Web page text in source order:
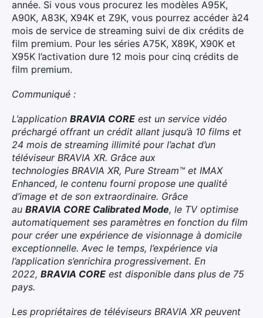
année. Si vous vous procurez les modèles A95K,
A90K, A83K, X94K et Z9K, vous pourrez accéder à24
mois de service de streaming suivi de dix crédits de
film premium. Pour les séries A75K, X89K, X90K et
X95K l’activation dure 12 mois pour cinq crédits de
film premium.
Communiqué :
L’application BRAVIA CORE est un service vidéo
préchargé offrant un crédit allant jusqu’à 10 films et
24 mois de streaming illimité pour l’achat d’un
téléviseur BRAVIA XR. Grâce aux
technologies BRAVIA XR, Pure Stream™ et IMAX
Enhanced, le contenu fourni propose une qualité
d’image et de son extraordinaire. Grâce
au BRAVIA CORE Calibrated Mode, le TV optimise
automatiquement ses paramètres en fonction du film
pour créer une expérience de visionnage à domicile
exceptionnelle. Avec le temps, l’expérience via
l’application s’enrichira progressivement. En
2022, BRAVIA CORE est disponible dans plus de 75
pays.
Les propriétaires de téléviseurs BRAVIA XR peuvent
×
Rechercher
: